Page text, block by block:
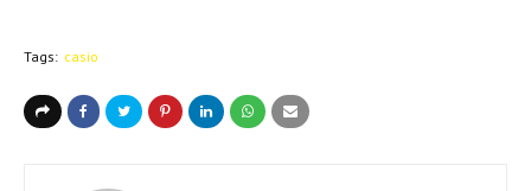
Tags: casio